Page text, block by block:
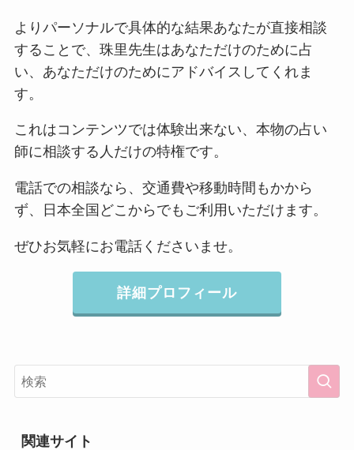
よりパーソナルで具体的な結果あなたが直接相談
することで、珠里先生はあなただけのために占
い、あなただけのためにアドバイスしてくれま
す。
これはコンテンツでは体験出来ない、本物の占い
師に相談する人だけの特権です。
電話での相談なら、交通費や移動時間もかから
ず、日本全国どこからでもご利用いただけます。
ぜひお気軽にお電話くださいませ。
詳細プロフィール
関連サイト